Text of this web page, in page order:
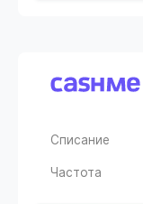
Списание
Частота